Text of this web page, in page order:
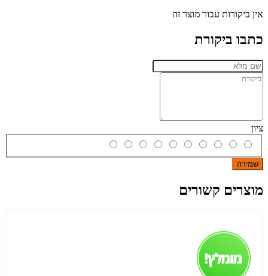
אין ביקורות עבור מוצר זה
כתבו ביקורת
ציון
שמירה
מוצרים קשורים